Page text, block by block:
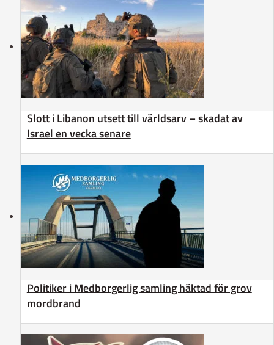
Slott i Libanon utsett till världsarv – skadat av
Israel en vecka senare
Politiker i Medborgerlig samling häktad för grov
mordbrand